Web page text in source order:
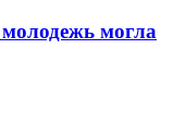
могла